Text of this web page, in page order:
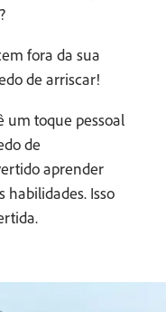
fora da sua
de arriscar!
um toque pessoal
de
aprender
habilidades. Isso